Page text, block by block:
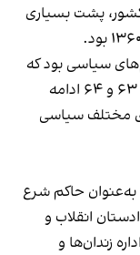
کشور، پشت بسیاری
سیاسی بود که
از تابستان ۶۰ شروع شده بود و تا سال‌های ۶۳ و ۶۴ ادامه
مختلف سیاسی
حاکم شرع
انقلاب و
زندان‌ها و